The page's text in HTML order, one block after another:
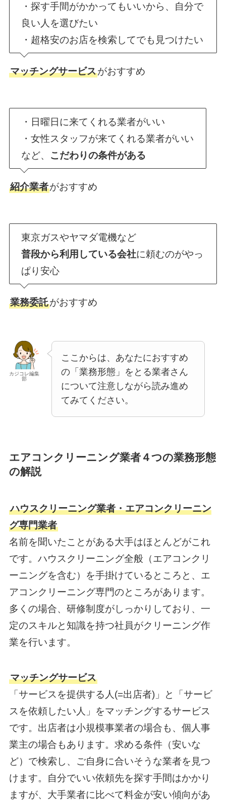
・探す手間がかかってもいいから、自分で
良い人を選びたい
・超格安のお店を検索してでも見つけたい
マッチングサービスがおすすめ
・日曜日に来てくれる業者がいい
・女性スタッフが来てくれる業者がいい
など、 こだわりの条件がある
紹介業者がおすすめ
東京ガスやヤマダ電機など
普段から利用している会社に頼むのがやっ
ぱり安心
業務委託がおすすめ
カジコレ編集
部
ここからは、あなたにおすすめ
の「業務形態」をとる業者さん
について注意しながら読み進め
てみてください。
エアコンクリーニング業者４つの業務形態
の解説
ハウスクリーニング業者・エアコンクリーニン
グ専門業者
名前を聞いたことがある大手はほとんどがこれ
です。ハウスクリーニング全般（エアコンクリ
ーニングを含む）を手掛けているところと、エ
アコンクリーニング専門のところがあります。
多くの場合、研修制度がしっかりしており、一
定のスキルと知識を持つ社員がクリーニング作
業を行います。
マッチングサービス
「サービスを提供する人(=出店者)」と「サービ
スを依頼したい人」をマッチングするサービス
です。出店者は小規模事業者の場合も、個人事
業主の場合もあります。求める条件（安いな
ど）で検索し、ご自身に合いそうな業者を見つ
けます。自分でいい依頼先を探す手間はかかり
ますが、大手業者に比べて料金が安い傾向があ